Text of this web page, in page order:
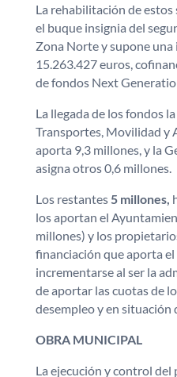
La rehabilitación de
el buque insignia del
Zona Norte y supone
15.263.427 euros,
de fondos Next
La llegada de los fondos
Transportes, Movilidad y
aporta 9,3 millones, y la
asigna otros 0,6 millones.
Los restantes 5 millones,
los aportan el
millones) y los
financiación que aporta
incrementarse al ser la
de aportar las cuotas de
desempleo y en situación
OBRA MUNICIPAL
La ejecución y control